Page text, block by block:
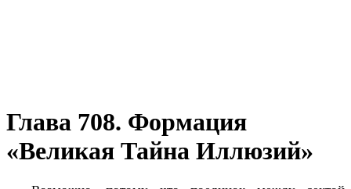
Глава 708. Формация
«Великая Тайна Иллюзий»